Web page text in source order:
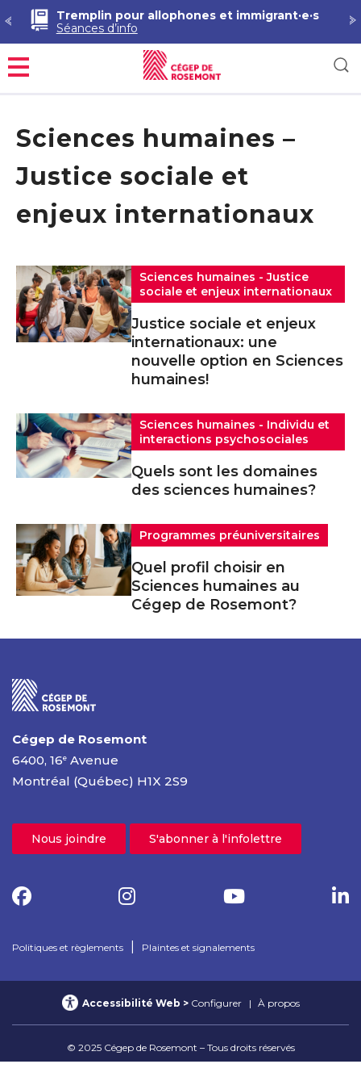
Tremplin pour allophones et immigrant·e·s
Séances d’info
Menu
Sciences humaines –
Justice sociale et
enjeux internationaux
Sciences humaines - Justice
sociale et enjeux internationaux
Justice sociale et enjeux
internationaux: une
nouvelle option en Sciences
humaines!
Sciences humaines - Individu et
interactions psychosociales
Quels sont les domaines
des sciences humaines?
Programmes préuniversitaires
Quel profil choisir en
Sciences humaines au
Cégep de Rosemont?
Cégep de Rosemont
6400, 16e Avenue
Montréal (Québec) H1X 2S9
Nous joindre S'abonner à l'infolettre
Politiques et règlements Plaintes et signalements
© 2025 Cégep de Rosemont – Tous droits réservés
Accessibilité Web Configurer À propos